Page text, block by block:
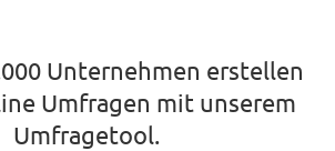
Unternehmen erstellen
Umfragen mit unserem
Umfragetool.